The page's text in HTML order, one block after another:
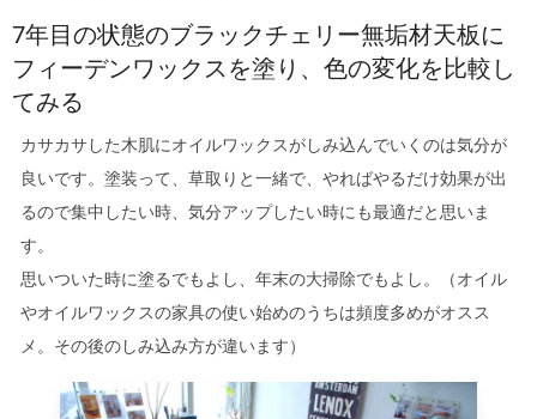
7年目の状態のブラックチェリー無垢材天板に
フィーデンワックスを塗り、色の変化を比較し
てみる
カサカサした木肌にオイルワックスがしみ込んでいくのは気分が
良いです。塗装って、草取りと一緒で、やればやるだけ効果が出
るので集中したい時、気分アップしたい時にも最適だと思いま
す。
思いついた時に塗るでもよし、年末の大掃除でもよし。（オイル
やオイルワックスの家具の使い始めのうちは頻度多めがオスス
メ。その後のしみ込み方が違います）